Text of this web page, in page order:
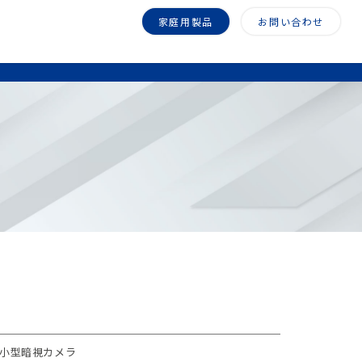
家庭用製品 お問い合わせ
型暗視カメラ